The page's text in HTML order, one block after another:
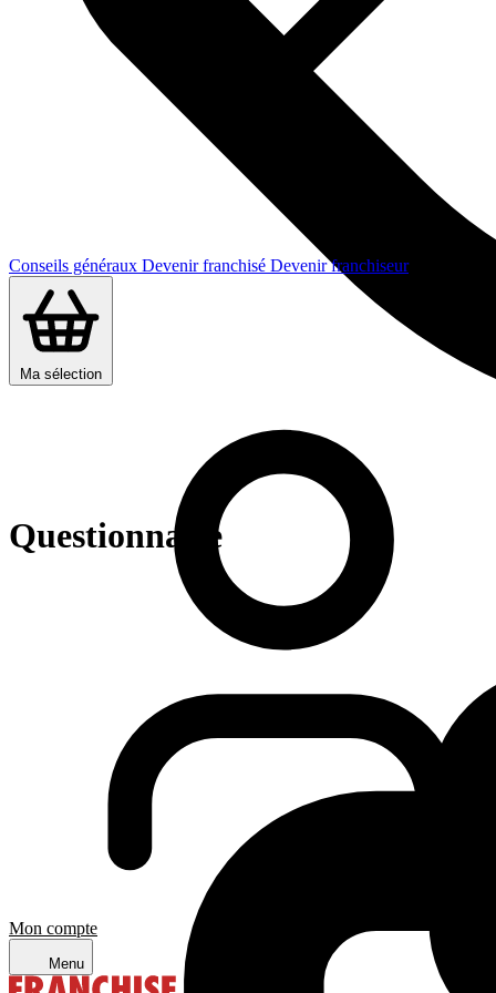
Conseils généraux Devenir franchisé Devenir franchiseur
Ma sélection
Mon compte
Menu
Questionnaire